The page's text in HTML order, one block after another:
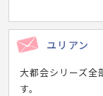
ユリアン
大都会シリーズ全
す。